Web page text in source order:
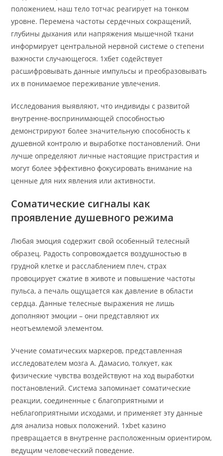
положением, наш тело тотчас реагирует на тонком
уровне. Перемена частоты сердечных сокращений,
глубины дыхания или напряжения мышечной ткани
информирует центральной нервной системе о степени
важности случающегося. 1хбет содействует
расшифровывать данные импульсы и преобразовывать
их в понимаемое переживание увлечения.
Исследования выявляют, что индивиды с развитой
внутренне-воспринимающей способностью
демонстрируют более значительную способность к
душевной контролю и выработке постановлений. Они
лучше определяют личные настоящие пристрастия и
могут более эффективно фокусировать внимание на
ценные для них явления или активности.
Соматические сигналы как
проявление душевного режима
Любая эмоция содержит свой особенный телесный
образец. Радость сопровождается воздушностью в
грудной клетке и расслаблением плеч, страх
провоцирует сжатие в животе и повышение частоты
пульса, а печаль ощущается как давление в области
сердца. Данные телесные выражения не лишь
дополняют эмоции – они представляют их
неотъемлемой элементом.
Учение соматических маркеров, представленная
исследователем мозга А. Дамасио, толкует, как
физические чувства воздействуют на ход выработки
постановлений. Система запоминает соматические
реакции, соединенные с благоприятными и
неблагоприятными исходами, и применяет эту данные
для анализа новых положений. 1xbet казино
превращается в внутренне расположенным ориентиром,
ведущим человеческий поведение.